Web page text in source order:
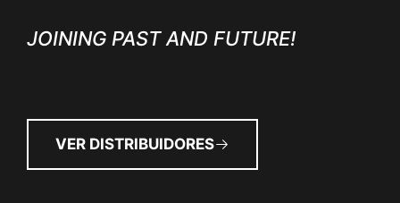
JOINING PAST AND FUTURE!
VER DISTRIBUIDORES